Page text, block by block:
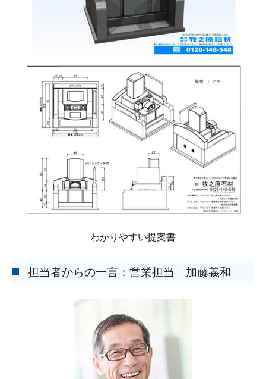
わかりやすい提案書
担当者からの一言：営業担当 加藤義和